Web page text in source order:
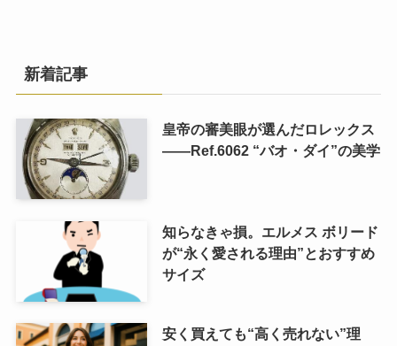
新着記事
皇帝の審美眼が選んだロレックス
――Ref.6062 “バオ・ダイ”の美学
知らなきゃ損。エルメス ボリード
が“永く愛される理由”とおすすめ
サイズ
安く買えても“高く売れない”理